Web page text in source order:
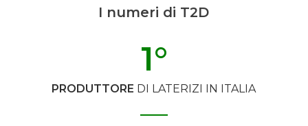
I numeri di T2D
PRODUTTORE DI LATERIZI IN ITALIA
1°